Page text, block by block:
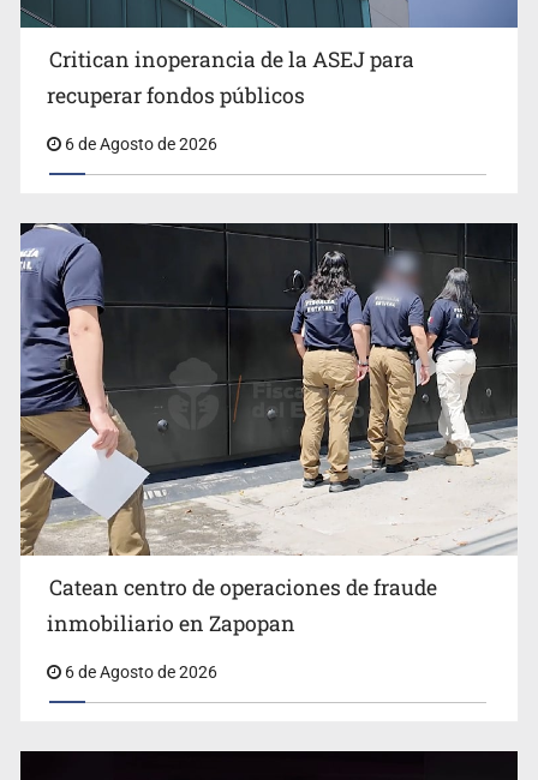
Fiscalías, SIAPA y transporte, entre los asuntos
pendientes del Congreso
Zapopan
Critican inoperancia de la ASEJ para
recuperar fondos públicos
6 de Agosto de 2026
Catean centro de operaciones de fraude
inmobiliario en Zapopan
6 de Agosto de 2026